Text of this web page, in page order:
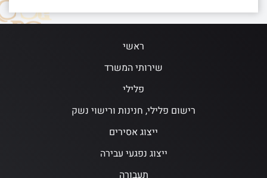
ראשי
שירותי המשרד
פלילי
רישום פלילי, חנינות ורישוי נשק
ייצוג אסירים
ייצוג נפגעי עבירה